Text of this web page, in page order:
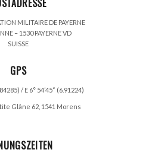
MILITAIRE DE PAYERNE
– 1530 PAYERNE VD
SUISSE
GPS
/ E 6° 54’45“ (6.91224)
Glâne 62, 1541 Morens